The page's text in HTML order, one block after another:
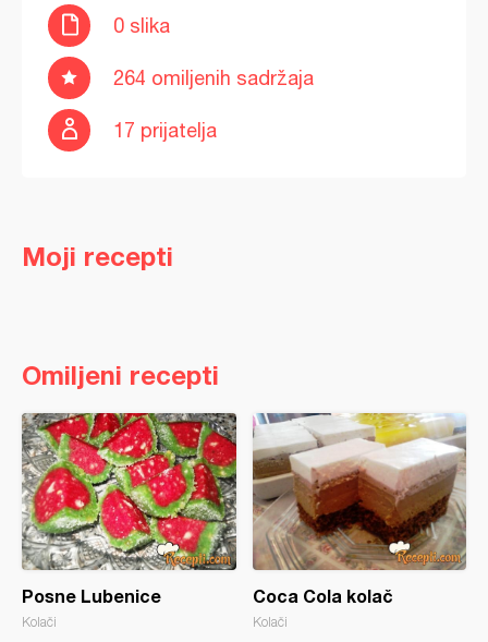
0 slika
264 omiljenih sadržaja
17 prijatelja
Moji recepti
Omiljeni recepti
Posne Lubenice
Kolači
Coca Cola kolač
Kolači